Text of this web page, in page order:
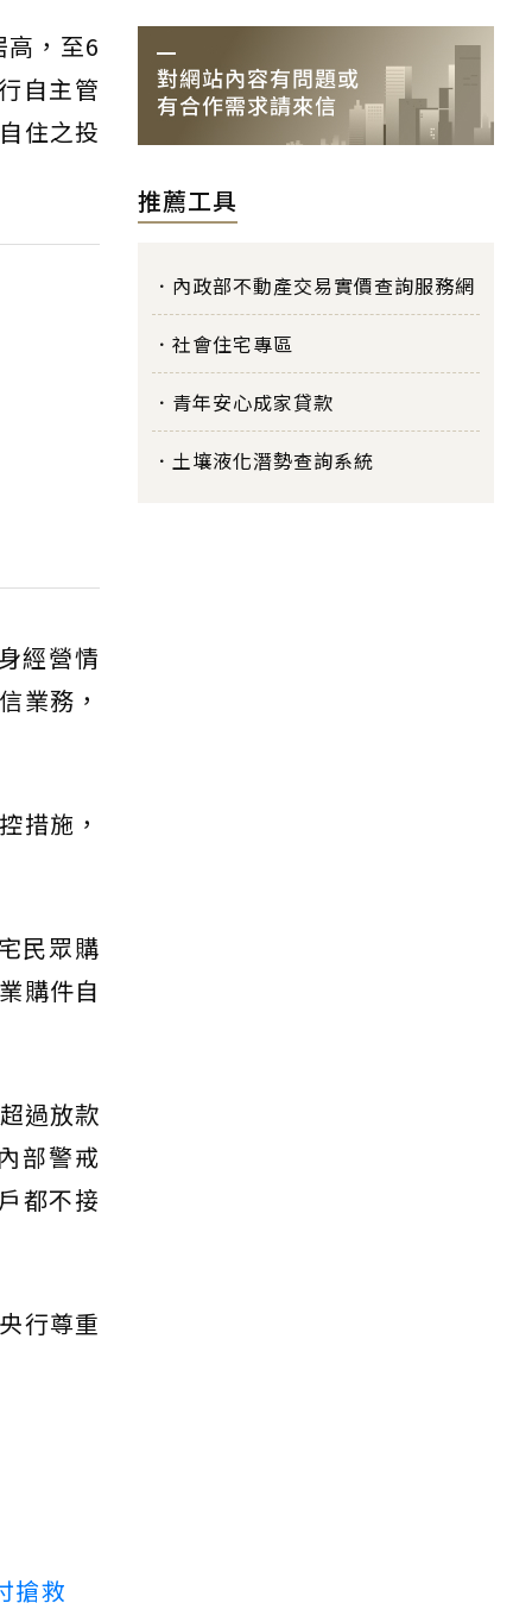
，至6
自主管
住之投
經營情
業務，
措施，
民眾購
購件自
過放款
部警戒
都不接
行尊重
搶救
推薦工具
內政部不動產交易實價查詢服務網
社會住宅專區
青年安心成家貸款
土壤液化潛勢查詢系統